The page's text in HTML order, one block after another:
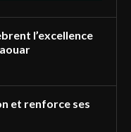
l’excellence
et renforce ses